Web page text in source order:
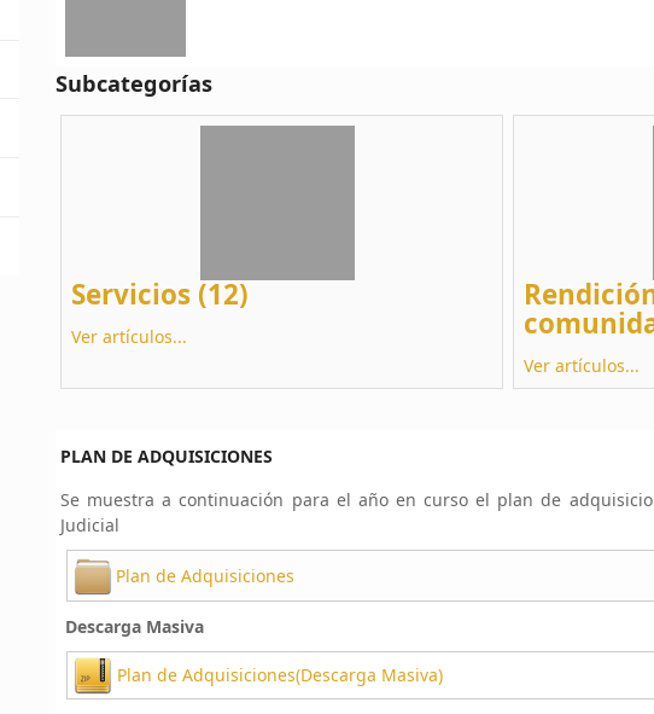
Subcategorías
Servicios (12)
Ver artículos...
Ver artículos...
PLAN DE ADQUISICIONES
Se muestra a continuación para el año en curso el plan de
Judicial
Plan de Adquisiciones
Descarga Masiva
Plan de Adquisiciones(Descarga Masiva)